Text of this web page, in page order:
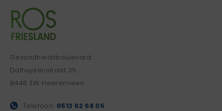
Gezondheidsboulevard
Dalhuysenstraat 35
8448 EW Heerenveen
Telefoon: 0513 62 68 05